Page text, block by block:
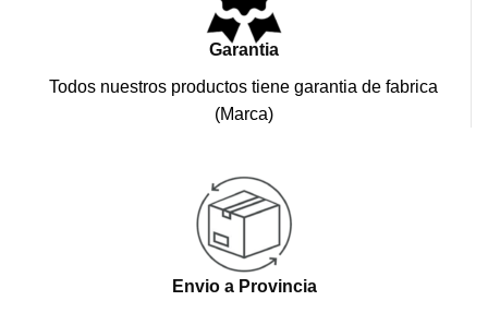
Garantia
Todos nuestros productos tiene garantia de fabrica
(Marca)
Envio a Provincia